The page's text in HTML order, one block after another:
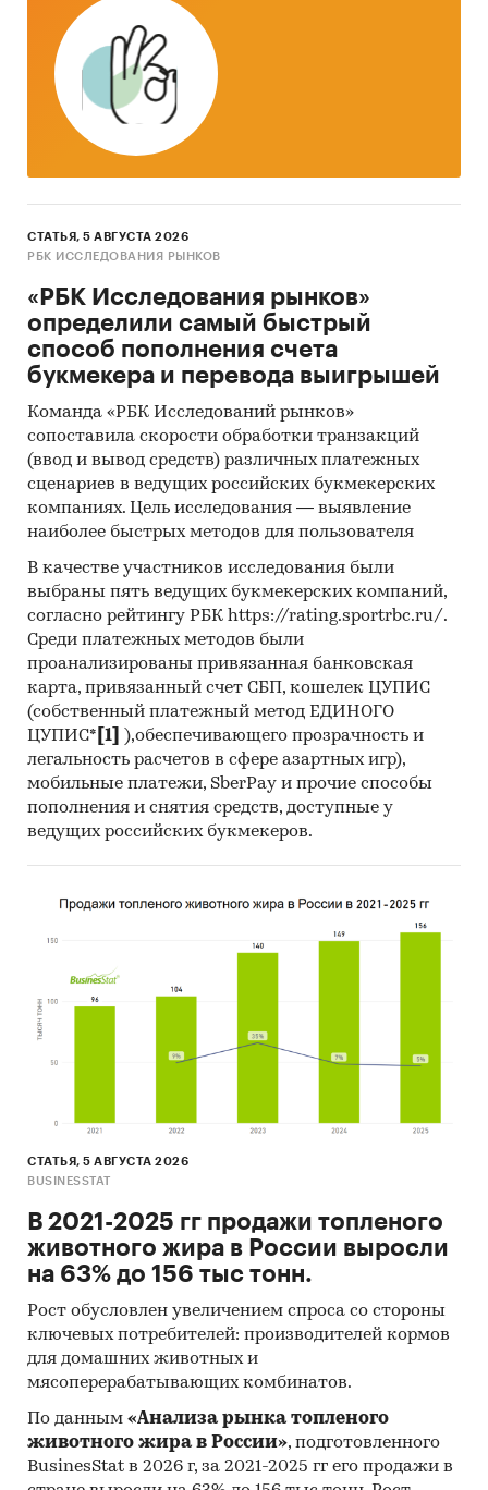
Доступна статистическая информация до
ноября 2024 года
Импорт и экспорт молочных продуктов
Приведена статистическая информация о
динамике импорта и экспорта молочных
401 - Молоко и сливки, несгущенные и без
добавления сахара или других
402 - Молоко и сливки, сгущенные или с
добавлением сахара или других
подслащивающих веществ
403 - Продукты кисломолочные
404 - Молочная сыворотка и продукты из
натуральных компонентов молока
405 - Сливочное масло и прочие жиры и
масла, изготовленные из молока; молочные
пасты
406 - Сыры и творог
350110 - Казеин
Представлена информация об объеме импорта
и экспорта заянварь 2019 - май 2024в
натуральном и денежном выражении с
детализацией в разрезе стран, а также
динамика средневзвешенной стоимости.
*Данные после января 2022 года могут быть
экономического союза: Белоруссии, Армении,
Кыргызстана и Казахстана.
Государственные закупки молочных
продуктов
В рамках главы представлена информация о
части проведенных государственных закупок
с января 2017 года по декабрь 2024 года, в
компаний участвующих или планирующих
показано средневзвешенное отклонение
итоговой стоимости контрактов от их
начальной максимальной цены. Покупателям
работы предоставляется выгрузка в формате
MS Excel. Параметры выгрузки могут быть
скорректированы по запросу заказчика.
молочных продуктов
В работе представлены профили крупнейших
СТАТЬЯ, 5 АВГУСТА 2026
РБК ИССЛЕДОВАНИЯ РЫНКОВ
«РБК Исследования рынков»
определили самый быстрый
способ пополнения счета
букмекера и перевода выигрышей
Команда «РБК Исследований рынков»
сопоставила скорости обработки транзакций
(ввод и вывод средств) различных платежных
сценариев в ведущих российских букмекерских
компаниях. Цель исследования — выявление
наиболее быстрых методов для пользователя
В качестве участников исследования были
выбраны пять ведущих букмекерских компаний,
согласно рейтингу РБК https://rating.sportrbc.ru/.
Среди платежных методов были
проанализированы привязанная банковская
карта, привязанный счет СБП, кошелек ЦУПИС
(собственный платежный метод ЕДИНОГО
ЦУПИС* [1]
),обеспечивающего прозрачность и
легальность расчетов в сфере азартных игр),
мобильные платежи, SberPay и прочие способы
пополнения и снятия средств, доступные у
ведущих российских букмекеров.
СТАТЬЯ, 5 АВГУСТА 2026
BUSINESSTAT
В 2021-2025 гг продажи топленого
животного жира в России выросли
на 63% до 156 тыс тонн.
Рост обусловлен увеличением спроса со стороны
ключевых потребителей: производителей кормов
для домашних животных и
мясоперерабатывающих комбинатов.
По данным «Анализа рынка топленого
животного жира в России», подготовленного
BusinesStat в 2026 г, за 2021-2025 гг его продажи в